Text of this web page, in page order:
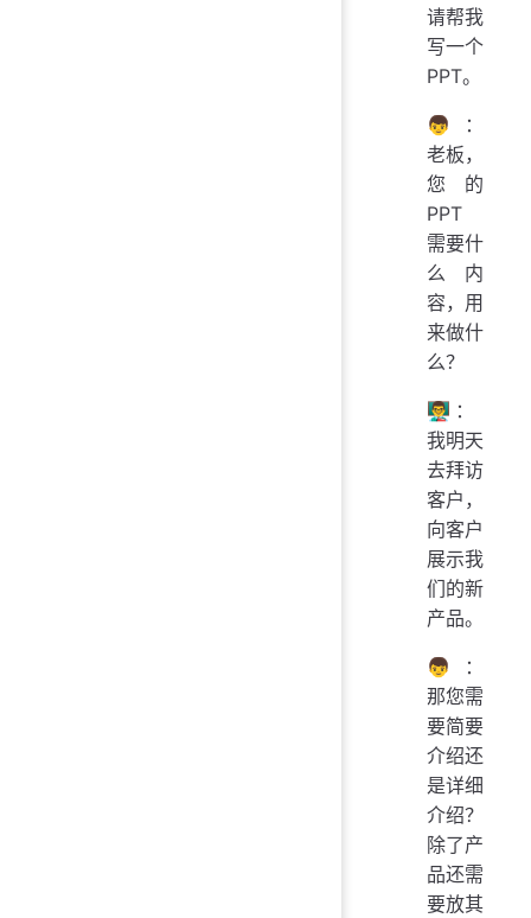
请帮我
写一个
PPT。
👦：
老板，
您的
PPT
需要什
么内
容，用
来做什
么？
👨‍🏫：
我明天
去拜访
客户，
向客户
展示我
们的新
产品。
👦：
那您需
要简要
介绍还
是详细
介绍？
除了产
品还需
要放其